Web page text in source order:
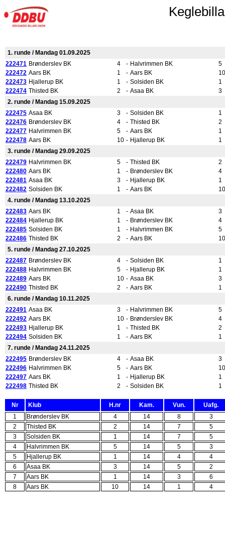
1. runde / Mandag 01.09.2025
222471 Brønderslev BK 4 - Halvrimmen BK
5
222472 Aars BK 1 - Aars BK
10
222473 Hjallerup BK 1 - Solsiden BK
1
222474 Thisted BK 2 - Asaa BK
3
2. runde / Mandag 15.09.2025
222475 Asaa BK 3 - Solsiden BK
1
222476 Brønderslev BK 4 - Thisted BK
2
222477 Halvrimmen BK 5 - Aars BK
1
222478 Aars BK 10 - Hjallerup BK
1
3. runde / Mandag 29.09.2025
222479 Halvrimmen BK 5 - Thisted BK
2
222480 Aars BK 1 - Brønderslev BK
4
222481 Asaa BK 3 - Hjallerup BK
1
222482 Solsiden BK 1 - Aars BK
10
4. runde / Mandag 13.10.2025
222483 Aars BK 1 - Asaa BK
3
222484 Hjallerup BK 1 - Brønderslev BK
4
222485 Solsiden BK 1 - Halvrimmen BK
5
222486 Thisted BK 2 - Aars BK
10
5. runde / Mandag 27.10.2025
222487 Brønderslev BK 4 - Solsiden BK
1
222488 Halvrimmen BK 5 - Hjallerup BK
1
222489 Aars BK 10 - Asaa BK
3
222490 Thisted BK 2 - Aars BK
1
6. runde / Mandag 10.11.2025
222491 Asaa BK 3 - Halvrimmen BK
5
222492 Aars BK 10 - Brønderslev BK
4
222493 Hjallerup BK 1 - Thisted BK
2
222494 Solsiden BK 1 - Aars BK
1
7. runde / Mandag 24.11.2025
222495 Brønderslev BK 4 - Asaa BK
3
222496 Halvrimmen BK 5 - Aars BK
10
222497 Aars BK 1 - Hjallerup BK
1
222498 Thisted BK 2 - Solsiden BK 1
Nr Klub H.nr Kam. Vun.
Uafg.
1
Brønderslev BK 4 14 8
3
2
Thisted BK 2 14 7
5
3
Solsiden BK 1 14 7
5
4
Halvrimmen BK 5 14 5
3
5
Hjallerup BK 1 14 4
4
6
Asaa BK 3 14 5
2
7
Aars BK 1 14 3
6
8
Aars BK 10 14 1 4